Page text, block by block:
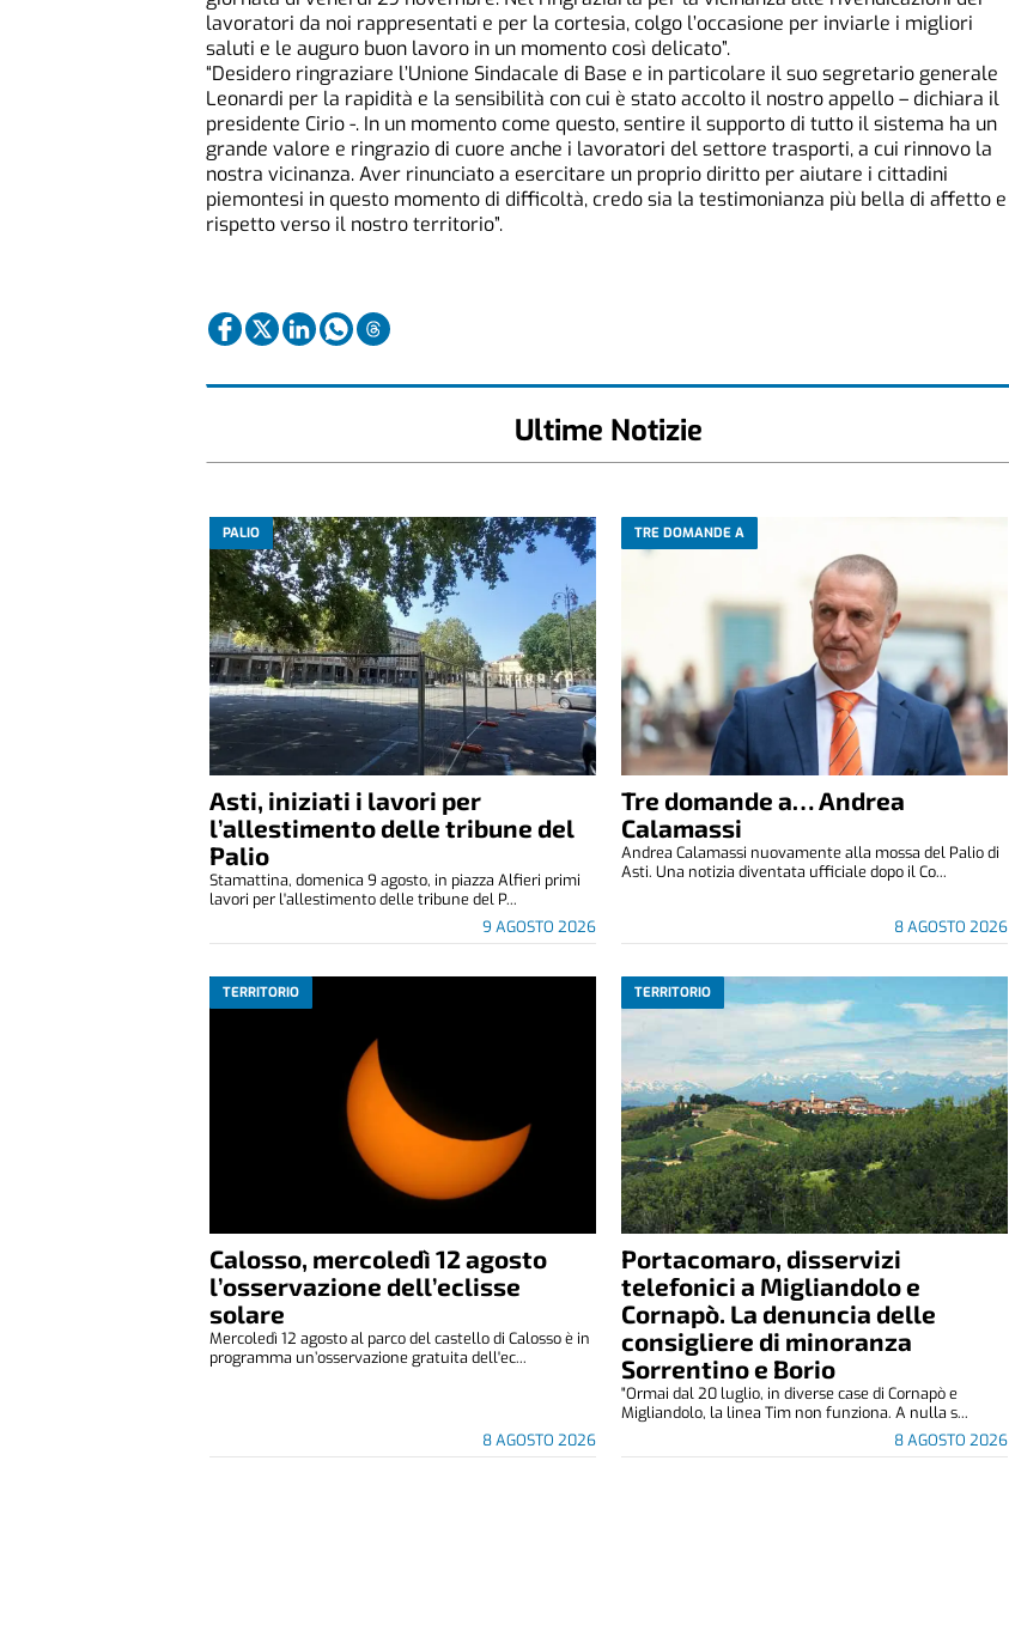
lavoratori da noi rappresentati e per la cortesia, colgo l’occasione per inviarle i migliori
saluti e le auguro buon lavoro in un momento così delicato”.
“Desidero ringraziare l’Unione Sindacale di Base e in particolare il suo segretario generale
Leonardi per la rapidità e la sensibilità con cui è stato accolto il nostro appello – dichiara il
presidente Cirio -. In un momento come questo, sentire il supporto di tutto il sistema ha un
grande valore e ringrazio di cuore anche i lavoratori del settore trasporti, a cui rinnovo la
nostra vicinanza. Aver rinunciato a esercitare un proprio diritto per aiutare i cittadini
piemontesi in questo momento di difficoltà, credo sia la testimonianza più bella di affetto e
rispetto verso il nostro territorio”.
Ultime Notizie
PALIO
Asti, iniziati i lavori per
l’allestimento delle tribune del
Palio
9 AGOSTO 2026
Stamattina, domenica 9 agosto, in piazza Alfieri primi
lavori per l'allestimento delle tribune del P...
TRE DOMANDE A
Tre domande a… Andrea
Calamassi
8 AGOSTO 2026
Andrea Calamassi nuovamente alla mossa del Palio di
Asti. Una notizia diventata ufficiale dopo il Co...
TERRITORIO
Calosso, mercoledì 12 agosto
l’osservazione dell’eclisse
solare
8 AGOSTO 2026
Mercoledì 12 agosto al parco del castello di Calosso è in
programma un’osservazione gratuita dell'ec...
TERRITORIO
Portacomaro, disservizi
telefonici a Migliandolo e
Cornapò. La denuncia delle
consigliere di minoranza
Sorrentino e Borio
8 AGOSTO 2026
"Ormai dal 20 luglio, in diverse case di Cornapò e
Migliandolo, la linea Tim non funziona. A nulla s...